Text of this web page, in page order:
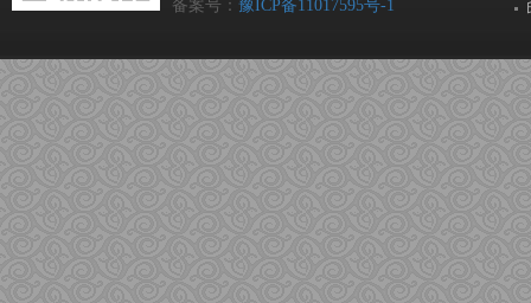
备案号： 豫ICP备11017595号-1